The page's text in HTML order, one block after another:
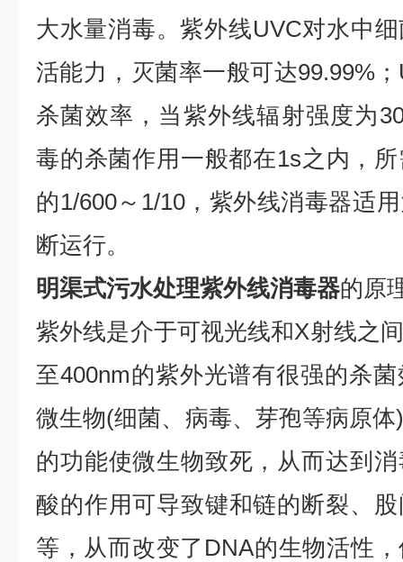
大水量消毒。紫外线UVC对水中
活能力，灭菌率一般可达99.99%
杀菌效率，当紫外线辐射强度为
毒的杀菌作用一般都在1s之内，
的1/600～1/10，紫外线消毒器适
断运行。
明渠式污水处理紫外线消毒器的原
紫外线是介于可视光线和X射线之
至400nm的紫外光谱有很强的杀
微生物(细菌、病毒、芽孢等病原
的功能使微生物致死，从而达到
酸的作用可导致键和链的断裂、
等，从而改变了DNA的生物活性